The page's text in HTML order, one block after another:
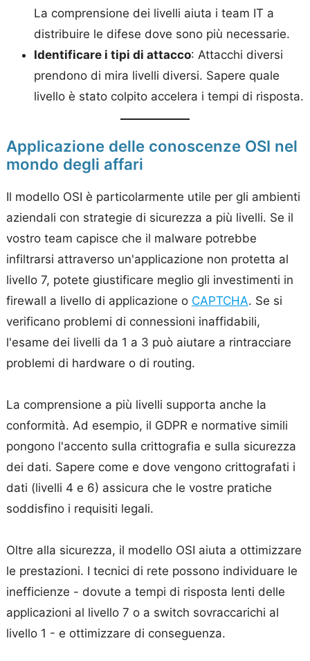
La comprensione dei livelli aiuta i team IT a
distribuire le difese dove sono più necessarie.
Identificare i tipi di attacco: Attacchi diversi
prendono di mira livelli diversi. Sapere quale
livello è stato colpito accelera i tempi di risposta.
Applicazione delle conoscenze OSI nel
mondo degli affari
Il modello OSI è particolarmente utile per gli ambienti
aziendali con strategie di sicurezza a più livelli. Se il
vostro team capisce che il malware potrebbe
infiltrarsi attraverso un'applicazione non protetta al
livello 7, potete giustificare meglio gli investimenti in
firewall a livello di applicazione o CAPTCHA. Se si
verificano problemi di connessioni inaffidabili,
l'esame dei livelli da 1 a 3 può aiutare a rintracciare
problemi di hardware o di routing.
La comprensione a più livelli supporta anche la
conformità. Ad esempio, il GDPR e normative simili
pongono l'accento sulla crittografia e sulla sicurezza
dei dati. Sapere come e dove vengono crittografati i
dati (livelli 4 e 6) assicura che le vostre pratiche
soddisfino i requisiti legali.
Oltre alla sicurezza, il modello OSI aiuta a ottimizzare
le prestazioni. I tecnici di rete possono individuare le
inefficienze - dovute a tempi di risposta lenti delle
applicazioni al livello 7 o a switch sovraccarichi al
livello 1 - e ottimizzare di conseguenza.